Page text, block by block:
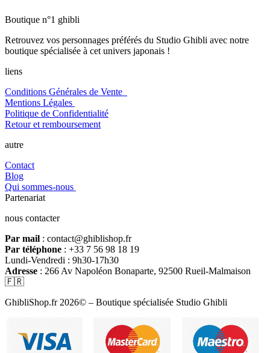
Boutique n°1 ghibli
Retrouvez vos personnages préférés du Studio Ghibli avec notre
boutique spécialisée à cet univers japonais !
liens
Conditions Générales de Vente
Mentions Légales
Politique de Confidentialité
Retour et remboursement
autre
Contact
Blog
Qui sommes-nous
Partenariat
nous contacter
Par mail : contact@ghiblishop.fr
Par téléphone : +33 7 56 98 18 19
Lundi-Vendredi : 9h30-17h30
Adresse : 266 Av Napoléon Bonaparte, 92500 Rueil-Malmaison
🇫🇷
GhibliShop.fr 2026© – Boutique spécialisée Studio Ghibli